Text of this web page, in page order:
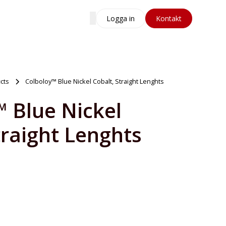
Logga in Kontakt
Colboloy™ Blue Nickel Cobalt, Straight Lenghts
Blue Nickel
Lenghts